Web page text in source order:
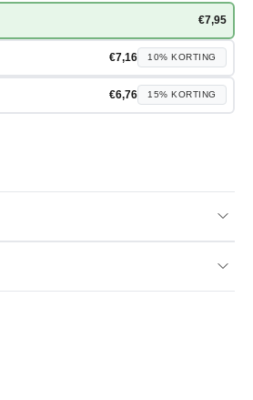
€7,95
€7,16 10% KORTING
€6,76 15% KORTING